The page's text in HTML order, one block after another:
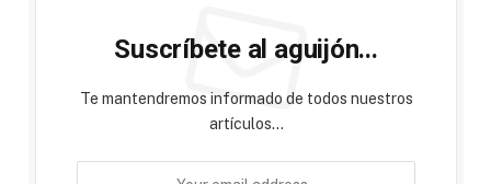
Suscríbete al aguijón...
Te mantendremos informado de todos nuestros
artículos...